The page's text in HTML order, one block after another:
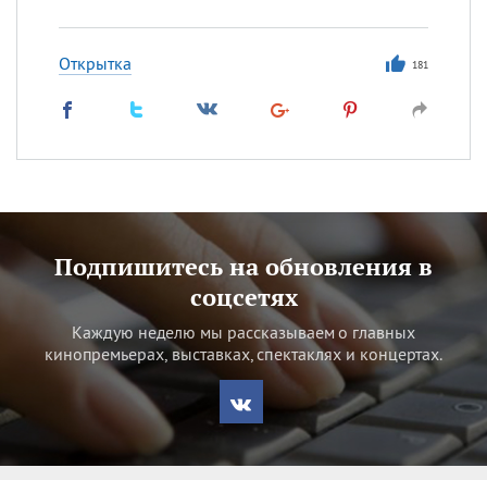
Открытка 181
Подпишитесь на обновления в
соцсетях
Каждую неделю мы рассказываем о главных
кинопремьерах, выставках, спектаклях и концертах.